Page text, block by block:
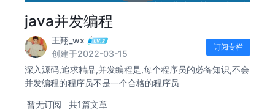
java并发编程
王翔_wx
创建于2022-03-15
订阅专栏
深入源码,追求精品,并发编程是,每个程序员的必备知识,不会
并发编程的程序员不是一个合格的程序员
暂无订阅 共1篇文章